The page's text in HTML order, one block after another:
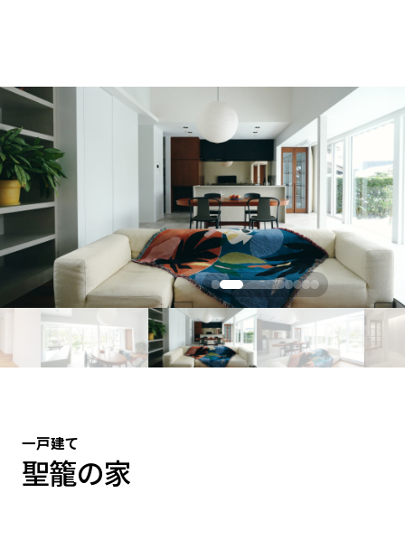
一戸建て
聖籠の家